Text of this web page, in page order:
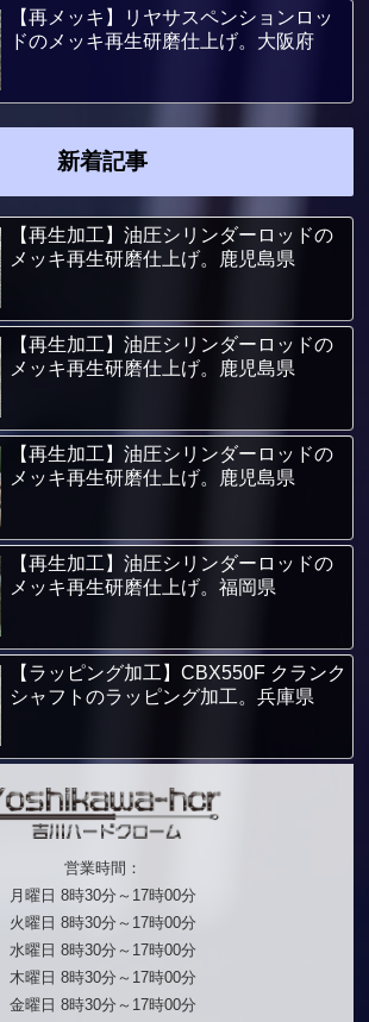
【再メッキ】リヤサスペンションロッ
ドのメッキ再生研磨仕上げ。大阪府
新着記事
【再生加工】油圧シリンダーロッドの
メッキ再生研磨仕上げ。鹿児島県
【再生加工】油圧シリンダーロッドの
メッキ再生研磨仕上げ。鹿児島県
【再生加工】油圧シリンダーロッドの
メッキ再生研磨仕上げ。鹿児島県
【再生加工】油圧シリンダーロッドの
メッキ再生研磨仕上げ。福岡県
【ラッピング加工】CBX550F クランク
シャフトのラッピング加工。兵庫県
営業時間：
月曜日 8時30分～17時00分
火曜日 8時30分～17時00分
水曜日 8時30分～17時00分
木曜日 8時30分～17時00分
金曜日 8時30分～17時00分